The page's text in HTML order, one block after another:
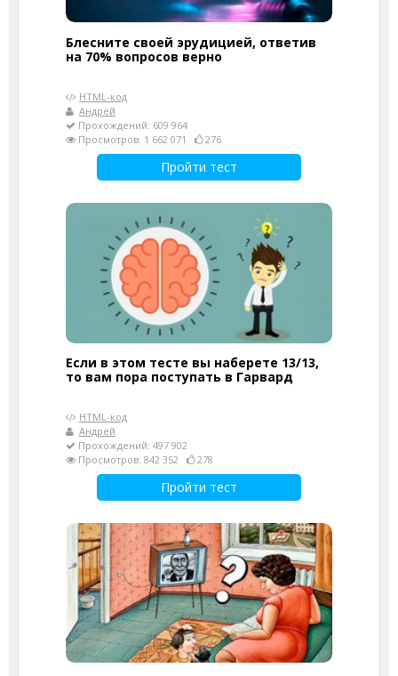
Блесните своей эрудицией, ответив
на 70% вопросов верно
HTML-код
Андрей
Прохождений: 609 964
Просмотров: 1 662 071
276
Пройти тест
Если в этом тесте вы наберете 13/13,
то вам пора поступать в Гарвард
HTML-код
Андрей
Прохождений: 497 902
Просмотров: 842 352
278
Пройти тест